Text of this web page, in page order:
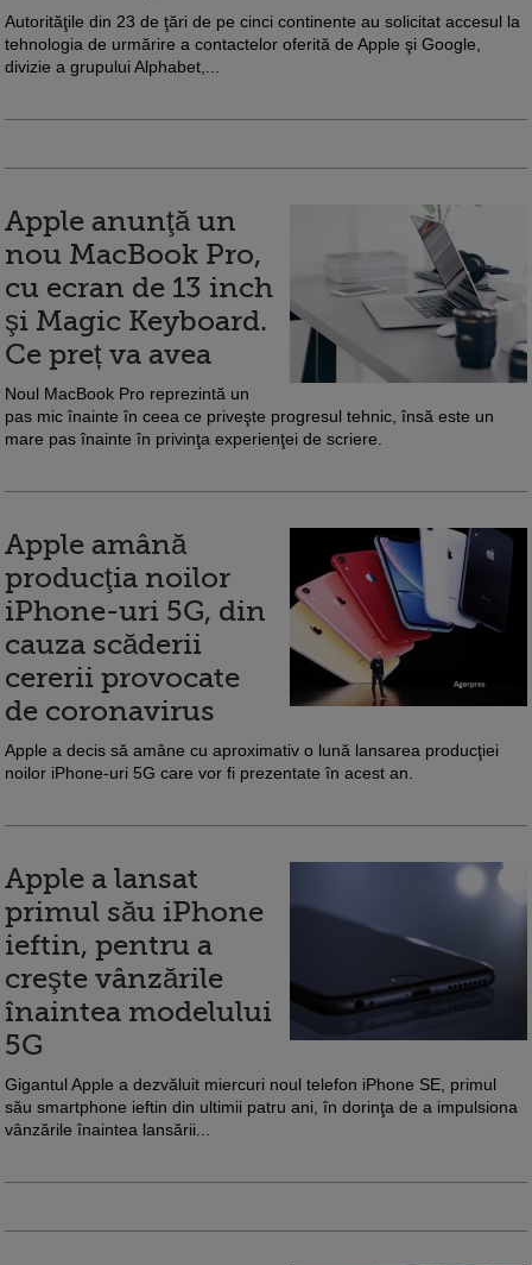
Autorităţile din 23 de ţări de pe cinci continente au solicitat accesul la
tehnologia de urmărire a contactelor oferită de Apple şi Google,
divizie a grupului Alphabet,...
Apple anunţă un
nou MacBook Pro,
cu ecran de 13 inch
şi Magic Keyboard.
Ce preț va avea
Noul MacBook Pro reprezintă un
pas mic înainte în ceea ce priveşte progresul tehnic, însă este un
mare pas înainte în privinţa experienţei de scriere.
Apple amână
producţia noilor
iPhone-uri 5G, din
cauza scăderii
cererii provocate
de coronavirus
Apple a decis să amâne cu aproximativ o lună lansarea producţiei
noilor iPhone-uri 5G care vor fi prezentate în acest an.
Apple a lansat
primul său iPhone
ieftin, pentru a
creşte vânzările
înaintea modelului
5G
Gigantul Apple a dezvăluit miercuri noul telefon iPhone SE, primul
său smartphone ieftin din ultimii patru ani, în dorinţa de a impulsiona
vânzările înaintea lansării...